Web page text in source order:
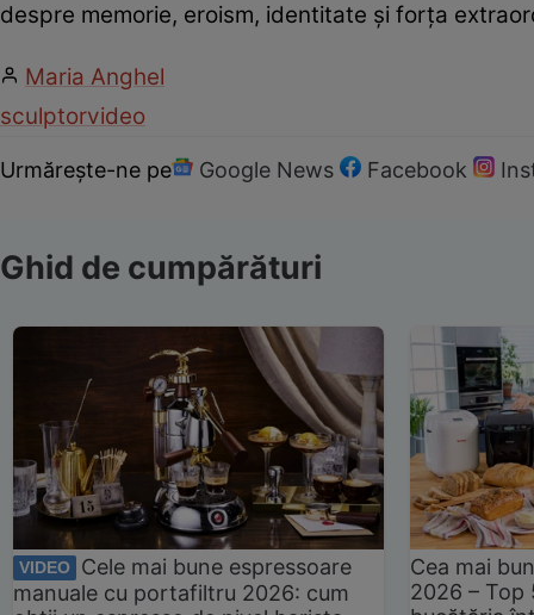
despre memorie, eroism, identitate și forța
Maria Anghel
sculptorvideo
Urmărește-ne pe Google News Facebook
Ghid de cumpărături
VIDEO
Cele mai bune espressoare
manuale cu portafiltru 2026: cum
Cea mai
2026 –